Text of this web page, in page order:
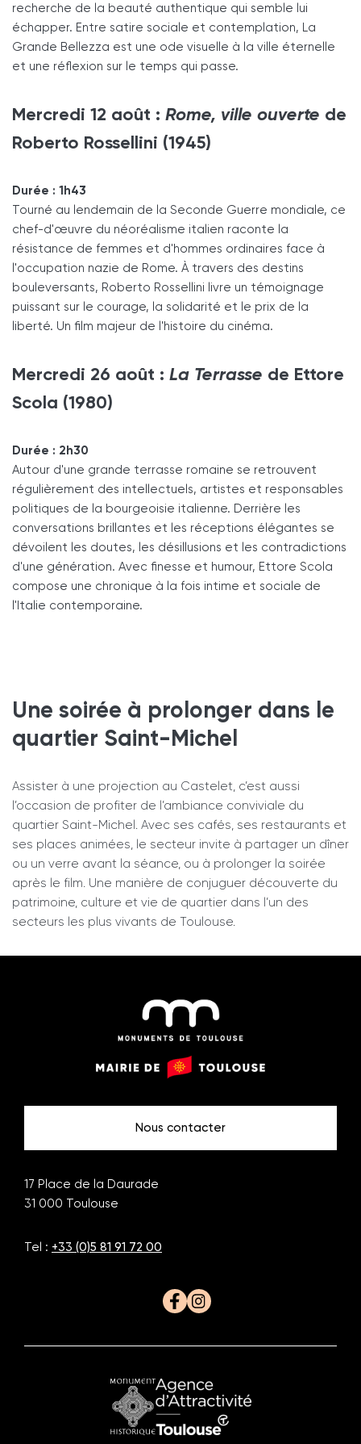
recherche de la beauté authentique qui semble lui
échapper. Entre satire sociale et contemplation, La
Grande Bellezza est une ode visuelle à la ville éternelle
et une réflexion sur le temps qui passe.
Mercredi 12 août : Rome, ville ouverte de
Roberto Rossellini (1945)
Durée : 1h43
Tourné au lendemain de la Seconde Guerre mondiale, ce
chef-d'œuvre du néoréalisme italien raconte la
résistance de femmes et d'hommes ordinaires face à
l'occupation nazie de Rome. À travers des destins
bouleversants, Roberto Rossellini livre un témoignage
puissant sur le courage, la solidarité et le prix de la
liberté. Un film majeur de l'histoire du cinéma.
Mercredi 26 août : La Terrasse de Ettore
Scola (1980)
Durée : 2h30
Autour d'une grande terrasse romaine se retrouvent
régulièrement des intellectuels, artistes et responsables
politiques de la bourgeoisie italienne. Derrière les
conversations brillantes et les réceptions élégantes se
dévoilent les doutes, les désillusions et les contradictions
d'une génération. Avec finesse et humour, Ettore Scola
compose une chronique à la fois intime et sociale de
l'Italie contemporaine.
Une soirée à prolonger dans le
quartier Saint-Michel
Assister à une projection au Castelet, c’est aussi
l’occasion de profiter de l’ambiance conviviale du
quartier Saint-Michel. Avec ses cafés, ses restaurants et
ses places animées, le secteur invite à partager un dîner
ou un verre avant la séance, ou à prolonger la soirée
après le film. Une manière de conjuguer découverte du
patrimoine, culture et vie de quartier dans l’un des
secteurs les plus vivants de Toulouse.
Monuments Mairie
Nous contacter
17 Place de la Daurade
31 000 Toulouse
Tel : +33 (0)5 81 91 72 00
FacebookInstagram